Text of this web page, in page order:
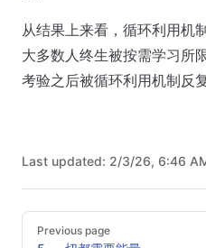
从结果上来看，循环利用机
大多数人终生被按需学习所
考验之后被循环利用机制反
Last updated: 2/3/26, 6:46
Pager
Previous page